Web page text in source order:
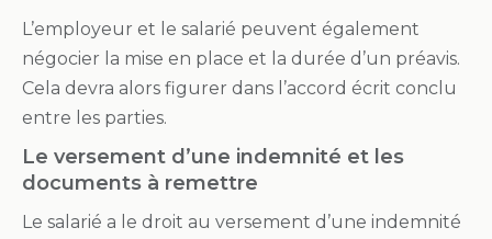
L’employeur et le salarié peuvent également
négocier la mise en place et la durée d’un préavis.
Cela devra alors figurer dans l’accord écrit conclu
entre les parties.
Le versement d’une indemnité et les
documents à remettre
Le salarié a le droit au versement d’une indemnité